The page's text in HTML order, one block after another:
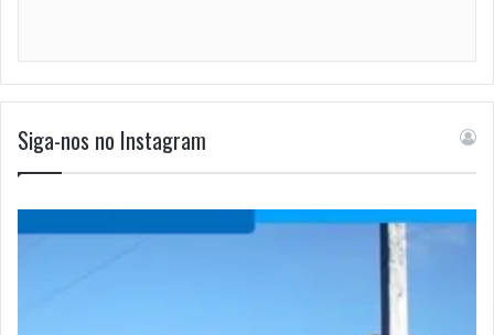
Siga-nos no Instagram